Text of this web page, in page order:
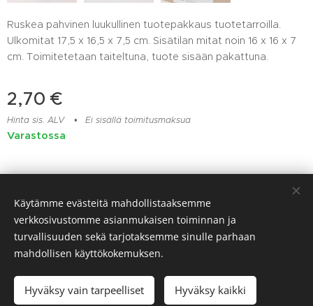
Ruskea pahvinen luukullinen tuotepakkaus tuotetarroilla.
Ulkomitat 17,5 x 16,5 x 7,5 cm. Sisätilan mitat noin 16 x 16 x 7
cm. Toimitetetaan taiteltuna, tuote sisään pakattuna.
2,70 €
Hinta sis. ALV Ei sisällä toimitusmaksua
Varastossa
Lisää ostoskoriin
Lelu- ja muovikorjaamo Huomentamuovi, Viitaankulmantie 373,
Ylöjärvi, 045 217 6604
Evästeet
Käytämme evästeitä mahdollistaaksemme
verkkosivustomme asianmukaisen toiminnan ja
turvallisuuden sekä tarjotaksemme sinulle parhaan
mahdollisen käyttökokemuksen.
Hyväksy vain tarpeelliset Hyväksy kaikki